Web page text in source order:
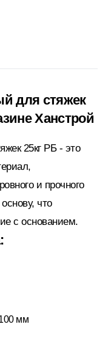
Паркета
для стяжек
Ханстрой
25кг РБ - это
и прочного
что
с основанием.
мм